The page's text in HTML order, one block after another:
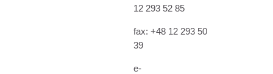
12 293 52 85
fax:+48 12 293 50
39
e-